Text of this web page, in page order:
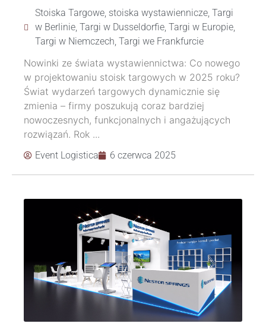
Stoiska Targowe, stoiska wystawiennicze, Targi
w Berlinie, Targi w Dusseldorfie, Targi w Europie,
Targi w Niemczech, Targi we Frankfurcie
Nowinki ze świata wystawiennictwa: Co nowego
w projektowaniu stoisk targowych w 2025 roku?
Świat wydarzeń targowych dynamicznie się
zmienia – firmy poszukują coraz bardziej
nowoczesnych, funkcjonalnych i angażujących
rozwiązań. Rok ...
Event Logistica 6 czerwca 2025